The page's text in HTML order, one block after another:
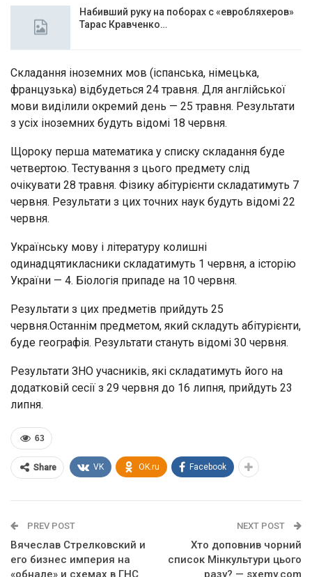
Набивший руку на поборах с «евробляхеров»
Тарас Кравченко…
Складання іноземних мов (іспанська, німецька,
французька) відбудеться 24 травня. Для англійської
мови виділили окремий день — 25 травня. Результати
з усіх іноземних будуть відомі 18 червня.
Щороку перша математика у списку складання буде
четвертою. Тестування з цього предмету слід
очікувати 28 травня. Фізику абітурієнти складатимуть 7
червня. Результати з цих точних наук будуть відомі 22
червня.
Українську мову і літературу колишні
одинадцятикласники складатимуть 1 червня, а історію
України — 4. Біологія припаде на 10 червня.
Результати з цих предметів прийдуть 25
червня.Останнім предметом, який складуть абітурієнти,
буде географія. Результати стануть відомі 30 червня.
Результати ЗНО учасників, які складатимуть його на
додатковій сесії з 29 червня до 16 липня, прийдуть 23
липня.
63
Share VK OK.ru Facebook
PREV POST
Вячеслав Стрелковский и
его бизнес империя на
«обнале» и схемах в ГНС
NEXT POST
Хто доповнив чорний
список Мінкультури цього
разу? — sxemy.com